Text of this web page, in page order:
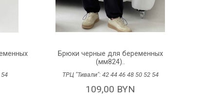
54
Брюки черные для беременных
(мм824)..
ТРЦ "Тивали": 42 44 46 48 50 52 54
109,00 BYN